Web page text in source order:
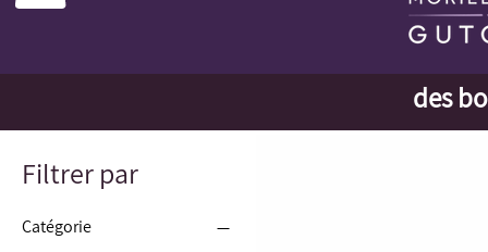
des
Filtrer par
Catégorie